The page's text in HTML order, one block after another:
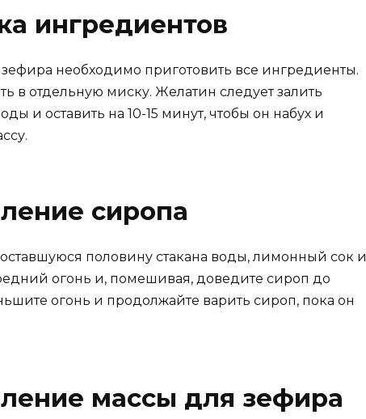
ингредиентов
необходимо приготовить все ингредиенты.
в отдельную миску. Желатин следует залить
и оставить на 10-15 минут, чтобы он набух и
сиропа
половину стакана воды, лимонный сок и
огонь и, помешивая, доведите сироп до
огонь и продолжайте варить сироп, пока он
массы для зефира